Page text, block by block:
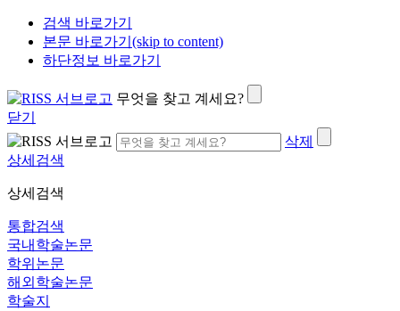
검색 바로가기
본문 바로가기(skip to content)
하단정보 바로가기
무엇을 찾고 계세요?
닫기
삭제
상세검색
상세검색
통합검색
국내학술논문
학위논문
해외학술논문
학술지